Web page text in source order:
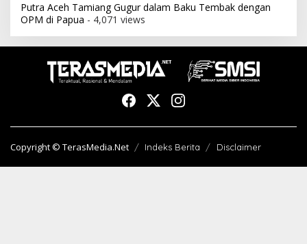
Putra Aceh Tamiang Gugur dalam Baku Tembak dengan
OPM di Papua - 4,071 views
Copyright © TerasMedia.Net Indeks Berita Disclaimer